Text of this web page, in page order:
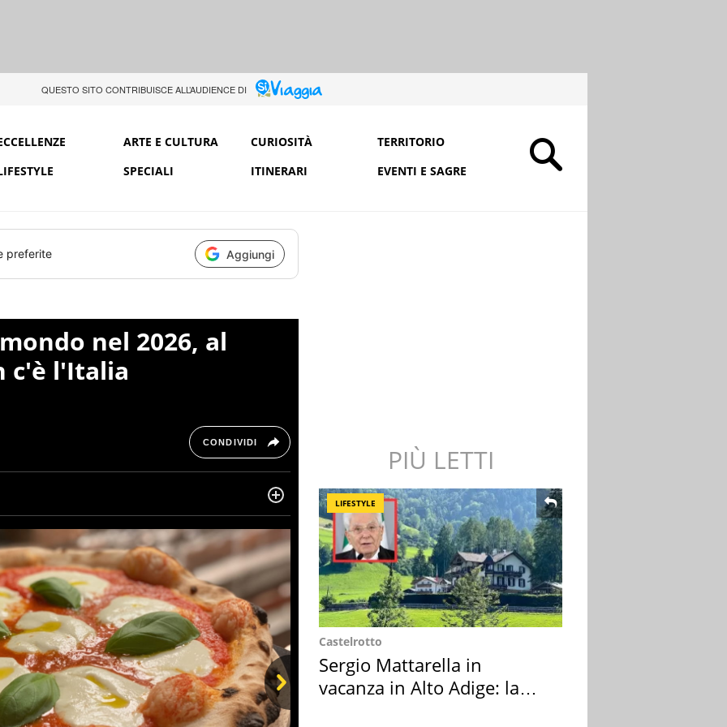
QUESTO SITO CONTRIBUISCE ALL’AUDIENCE DI
ARTE E CULTURA CURIOSITÀ
TERRITORIO
SPECIALI ITINERARI EVENTI E SAGRE
preferite Aggiungi
nel 2026, al
c'è l'Italia
CONDIVIDI
di belle storie e di viaggi, scrive da quando ne
le piace tenersi informata su ciò che accade
Next
PIÙ LETTI
LIFESTYLE
Castelrotto
Sergio Mattarella in
vacanza in Alto Adige: la